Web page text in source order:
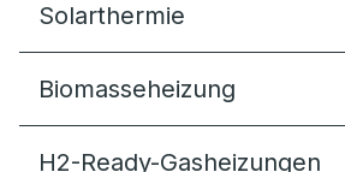
Solarthermie
Biomasseheizung
H2-Ready-Gasheizungen